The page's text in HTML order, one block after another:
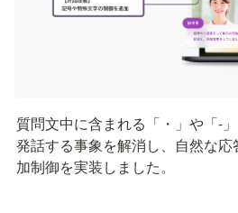
質問文中に含まれる「・」や「-
発話する事象を解消し、自然な
加制御を実装しました。